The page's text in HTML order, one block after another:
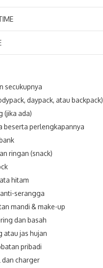
secukupnya
daypack, atau backpack)
(jika ada)
beserta perlengkapannya
ringan (snack)
hitam
serangga
mandi & make-up
dan basah
atau jas hujan
pribadi
dan charger